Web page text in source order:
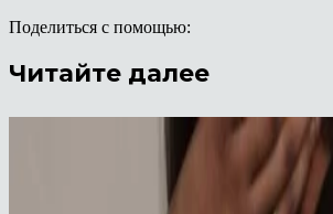
Поделиться с помощью:
Читайте далее